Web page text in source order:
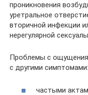
проникновения
уретральное
вторичной инфекции
нерегулярной
Проблемы с
с другими симптомами:
частыми